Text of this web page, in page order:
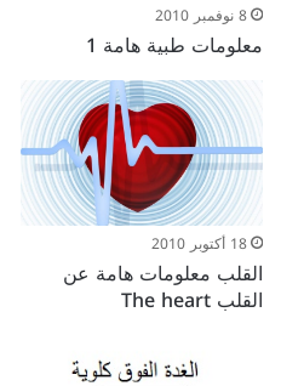
8 نوفمبر 2010
معلومات طبية هامة 1
18 أكتوبر 2010
القلب معلومات هامة عن
القلب The heart